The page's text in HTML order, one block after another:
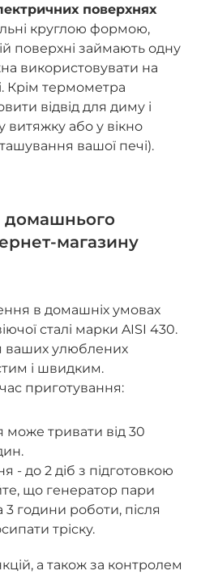
поверхнях
круглою формою,
поверхні займають одну
використовувати на
Крім термометра
відвід для диму і
витяжку або у вікно
вашої печі).
домашнього
магазину
в домашніх умовах
сталі марки AISI 430.
ваших улюблених
і швидким.
приготування:
може тривати від 30
- до 2 діб з підготовкою
що генератор пари
години роботи, після
тріску.
а також за контролем